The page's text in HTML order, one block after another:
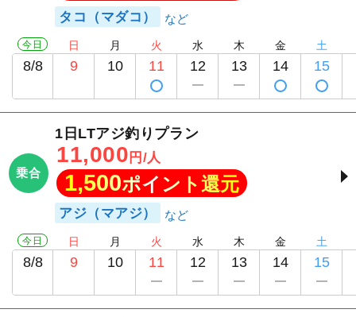
タコ（マダコ）
今日
8/8
日
9
月
10
火
11
水
12
木
13
金
14
土
15
乗合
1日LTアジ釣りプラン
11,000 円/人
1,500ポイント還元
アジ（マアジ）
今日
8/8
日
9
月
10
火
11
水
12
木
13
金
14
土
15